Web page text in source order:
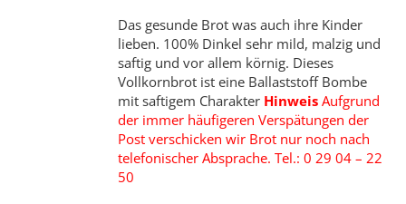
Das gesunde Brot was auch ihre Kinder
lieben. 100% Dinkel sehr mild, malzig und
saftig und vor allem körnig. Dieses
Vollkornbrot ist eine Ballaststoff Bombe
mit saftigem Charakter Hinweis Aufgrund
der immer häufigeren Verspätungen der
Post verschicken wir Brot nur noch nach
telefonischer Absprache. Tel.: 0 29 04 – 22
50